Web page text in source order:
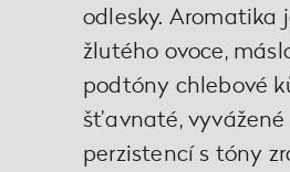
odlesky. Aromatika
žlutého ovoce,
podtóny chlebové
šťavnaté, vyvážené
perzistencí s tóny